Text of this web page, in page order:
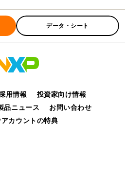
higher switching frequencies
by restricting user code
locations and
supervisor access
providing the precision and
データ・シート
用情報
投資家向け情報
品ニュース
お問い合わせ
カウントの特典